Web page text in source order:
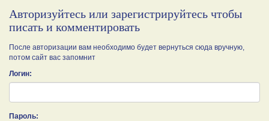
Авторизуйтесь или зарегистрируйтесь чтобы
писать и комментировать
После авторизации вам необходимо будет вернуться сюда вручную,
потом сайт вас запомнит
Логин:
Пароль: